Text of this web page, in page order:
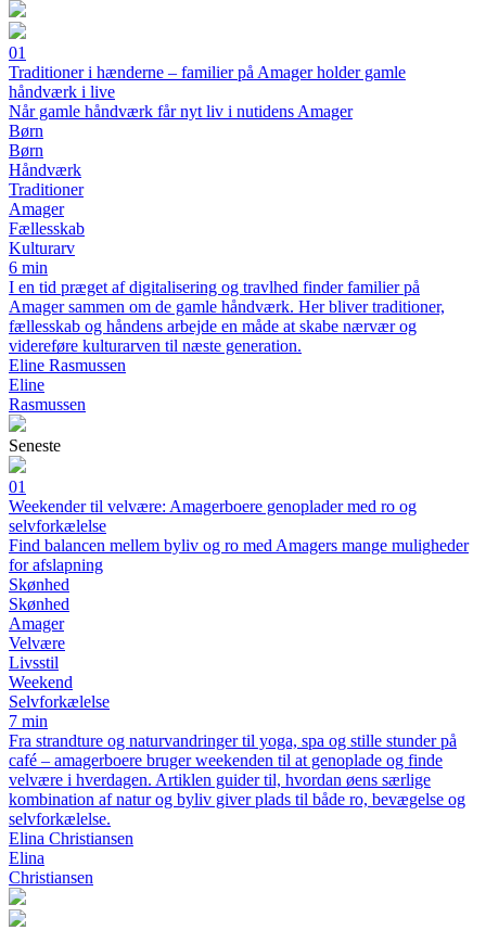
01
Traditioner i hænderne – familier på Amager holder gamle
håndværk i live
Når gamle håndværk får nyt liv i nutidens Amager
Børn
Børn
Håndværk
Traditioner
Amager
Fællesskab
Kulturarv
6 min
I en tid præget af digitalisering og travlhed finder familier på
Amager sammen om de gamle håndværk. Her bliver traditioner,
fællesskab og håndens arbejde en måde at skabe nærvær og
videreføre kulturarven til næste generation.
Eline Rasmussen
Eline
Rasmussen
Seneste
01
Weekender til velvære: Amagerboere genoplader med ro og
selvforkælelse
Find balancen mellem byliv og ro med Amagers mange muligheder
for afslapning
Skønhed
Skønhed
Amager
Velvære
Livsstil
Weekend
Selvforkælelse
7 min
Fra strandture og naturvandringer til yoga, spa og stille stunder på
café – amagerboere bruger weekenden til at genoplade og finde
velvære i hverdagen. Artiklen guider til, hvordan øens særlige
kombination af natur og byliv giver plads til både ro, bevægelse og
selvforkælelse.
Elina Christiansen
Elina
Christiansen